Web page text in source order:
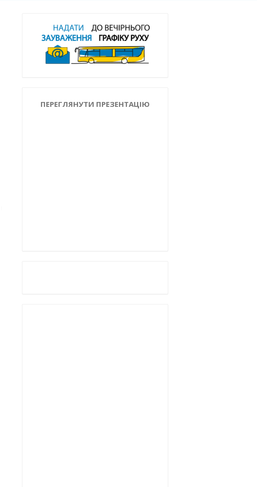
ПЕРЕГЛЯНУТИ ПРЕЗЕНТАЦІЮ